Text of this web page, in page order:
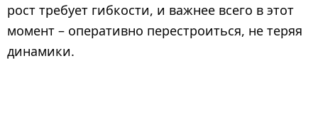
рост требует гибкости, и важнее всего в этот
момент – оперативно перестроиться, не теряя
динамики.